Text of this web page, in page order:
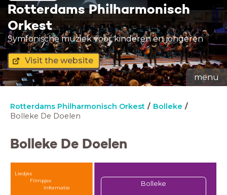
Rotterdams Philharmonisch
Orkest
Symfonische muziek voor kinderen en jongeren
Visit the website
menu
Rotterdams Philharmonisch Orkest
Bolleke
Bolleke De Doelen
Bolleke De Doelen
Bolleke
Liedjes
Filmpjes
Informatie